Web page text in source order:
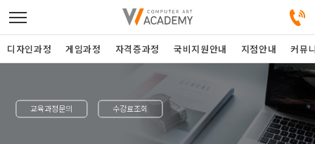
디자인과정 게임과정 자격증과정 국비지원안내 지점안내 커뮤
교육과정문의 수강료조회